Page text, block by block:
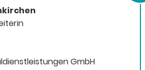
GmbH